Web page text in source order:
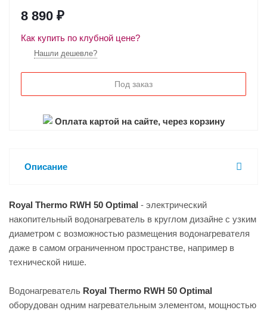
8 890 ₽
Как купить по клубной цене?
Нашли дешевле?
Под заказ
Оплата картой на сайте, через корзину
Описание
Royal Thermo RWH 50 Optimal - электрический
накопительный водонагреватель в круглом дизайне с узким
диаметром с возможностью размещения водонагревателя
даже в самом ограниченном пространстве, например в
технической нише.
Водонагреватель Royal Thermo RWH 50 Optimal
оборудован одним нагревательным элементом, мощностью